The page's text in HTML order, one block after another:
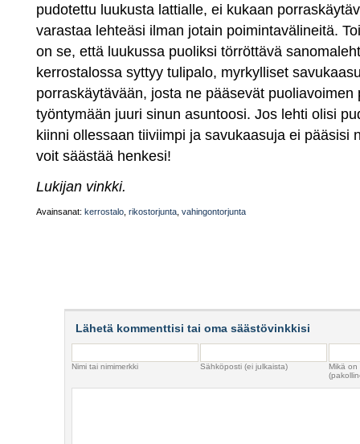
pudotettu luukusta lattialle, ei kukaan
varastaa lehteäsi ilman jotain poimintavälineitä.
on se, että luukussa puoliksi törröttävä
kerrostalossa syttyy tulipalo, myrkylliset
porraskäytävään, josta ne pääsevät puoliavoimen
työntymään juuri sinun asuntoosi. Jos lehti olisi
kiinni ollessaan tiiviimpi ja savukaasuja ei pääsisi
voit säästää henkesi!
Lukijan vinkki.
Avainsanat: kerrostalo rikostorjunta vahingontorjunta
Lähetä kommenttisi tai oma säästövinkkisi
Nimi tai nimimerkki Sähköposti (ei julkaista)
Mikä